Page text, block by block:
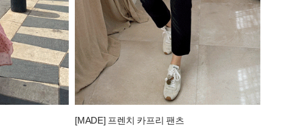
[MADE] 프렌치 카프리 팬츠